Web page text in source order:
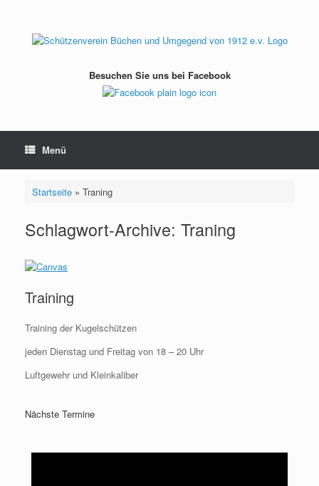
springen
Besuchen Sie uns bei Facebook
Menü
Startseite» Traning
Schlagwort-Archive: Traning
Training
Training der Kugelschützen
jeden Dienstag und Freitag von 18 – 20 Uhr
Luftgewehr und Kleinkaliber
Nächste Termine